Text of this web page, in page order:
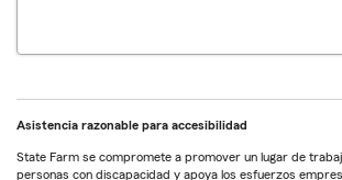
Asistencia razonable para accesibilidad
State Farm se compromete a promover un lugar de
personas con discapacidad y apoya los esfuerzos